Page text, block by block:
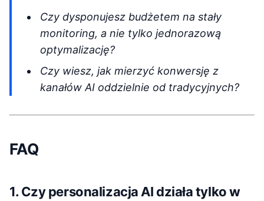
Czy dysponujesz budżetem na stały
monitoring, a nie tylko jednorazową
optymalizację?
Czy wiesz, jak mierzyć konwersję z
kanałów AI oddzielnie od tradycyjnych?
FAQ
1. Czy personalizacja AI działa tylko w